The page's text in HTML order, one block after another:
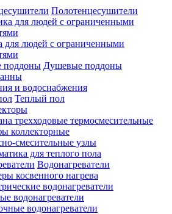
Полотенцесушители
для людей с ограниченными
Душевые поддоны
и водоснабжения
Теплый пол
трехходовые термосмесительные
коллекторные
смесительные узлы
для теплого пола
Водонагреватели
косвенного нагрева
водонагреватели
водонагреватели
водонагреватели